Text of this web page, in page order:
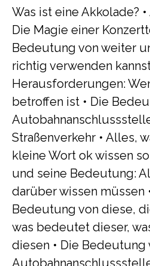
Was ist eine Akkolade? •
Die Magie einer
Bedeutung von weiter
richtig verwenden
Herausforderungen:
betroffen ist • Die
Straßenverkehr • Alles,
kleine Wort ok wissen
und seine Bedeutung:
darüber wissen müssen
Bedeutung von diese,
was bedeutet dieser,
diesen • Die Bedeutung